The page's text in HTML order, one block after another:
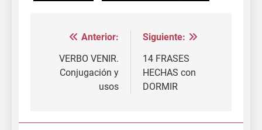
Navegación
entradas
Anterior:
VERBO VENIR.
Conjugación y
usos
Siguiente:
14 FRASES
HECHAS con
DORMIR